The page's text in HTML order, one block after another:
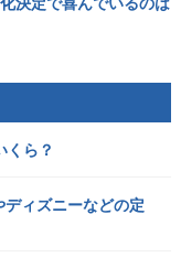
くら？
ィズニーなどの定